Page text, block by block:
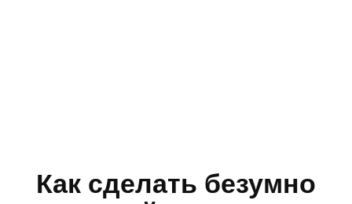
Как сделать безумно